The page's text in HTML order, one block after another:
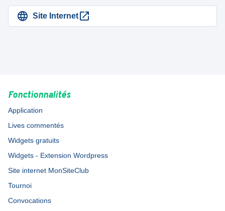
Site Internet
Fonctionnalités
Application
Lives commentés
Widgets gratuits
Widgets - Extension Wordpress
Site internet MonSiteClub
Tournoi
Convocations